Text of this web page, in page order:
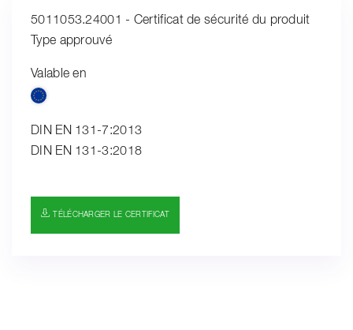
5011053.24001 - Certificat de sécurité du produit
Type approuvé
Valable en
DIN EN 131-7:2013
DIN EN 131-3:2018
TÉLÉCHARGER LE CERTIFICAT